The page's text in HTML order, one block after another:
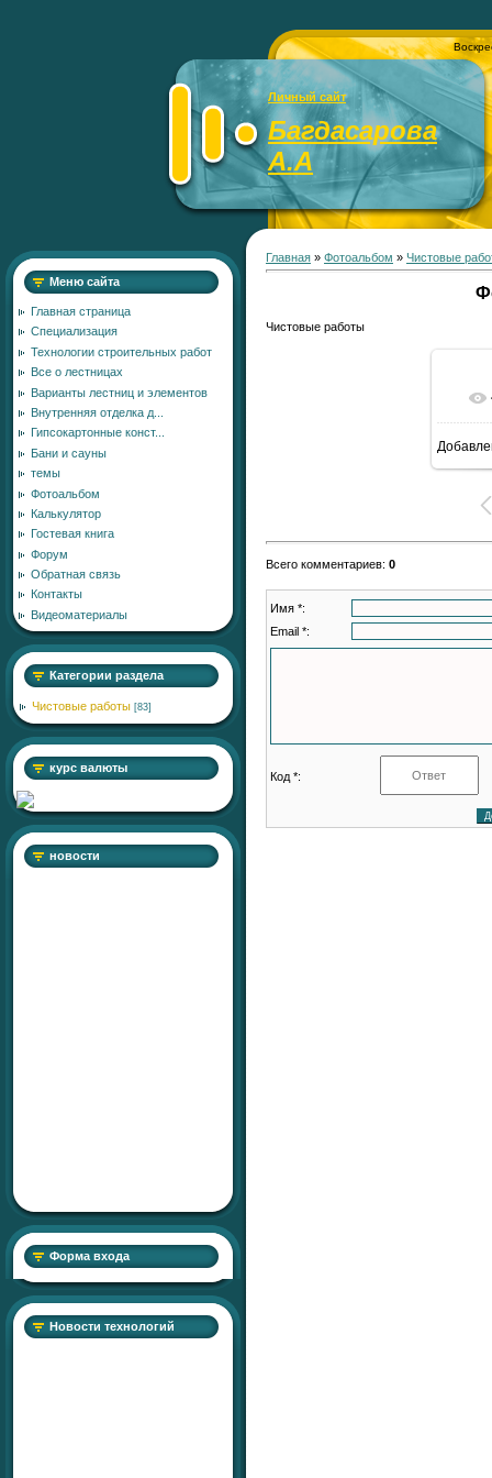
Личный сайт
Багдасарова
А.А
Меню сайта
Главная страница
Специализация
Технологии строительных работ
Все о лестницах
Варианты лестниц и элементов
Внутренняя отделка д...
Гипсокартонные конст...
Бани и сауны
темы
Фотоальбом
Калькулятор
Гостевая книга
Форум
Обратная связь
Контакты
Видеоматериалы
Категории раздела
Чистовые работы [83]
курс валюты
новости
Форма входа
Новости технологий
Главная » Фотоальбом » Чистовые
Чистовые работы
Всего комментариев: 0
Имя *:
Email *:
Код *: